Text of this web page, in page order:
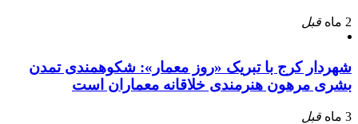
2 ماه قبل
شهردار کرج با تبریک «روز معمار»: شکوهمندی تمدن
بشری مرهون هنرمندی خلاقانه معماران است
3 ماه قبل